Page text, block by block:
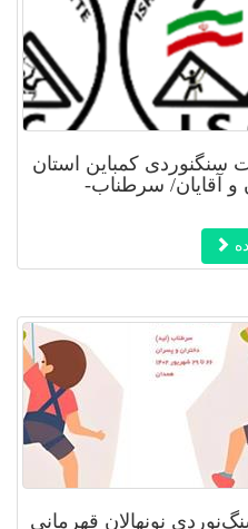
سنگنوردی کمباین استان
1402 ـ بانوان و آقایان/ سرطناب-
نونهالان قهرمانی